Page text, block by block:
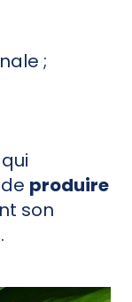
;
qui
produire
son